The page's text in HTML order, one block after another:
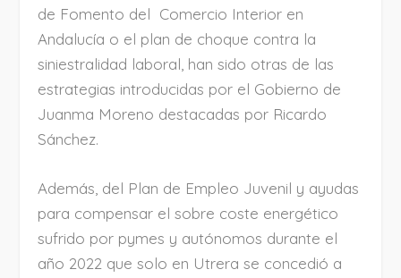
de Fomento del Comercio Interior en
Andalucía o el plan de choque contra la
siniestralidad laboral, han sido otras de las
estrategias introducidas por el Gobierno de
Juanma Moreno destacadas por Ricardo
Sánchez.
Además, del Plan de Empleo Juvenil y ayudas
para compensar el sobre coste energético
sufrido por pymes y autónomos durante el
año 2022 que solo en Utrera se concedió a